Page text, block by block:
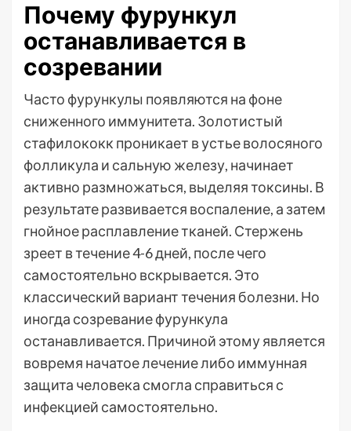
Почему фурункул
останавливается в
созревании
Часто фурункулы появляются на фоне
сниженного иммунитета. Золотистый
стафилококк проникает в устье волосяного
фолликула и сальную железу, начинает
активно размножаться, выделяя токсины. В
результате развивается воспаление, а затем
гнойное расплавление тканей. Стержень
зреет в течение 4-6 дней, после чего
самостоятельно вскрывается. Это
классический вариант течения болезни. Но
иногда созревание фурункула
останавливается. Причиной этому является
вовремя начатое лечение либо иммунная
защита человека смогла справиться с
инфекцией самостоятельно.